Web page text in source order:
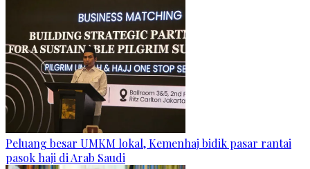
Peluang besar UMKM lokal, Kemenhaj bidik pasar rantai
pasok haji di Arab Saudi